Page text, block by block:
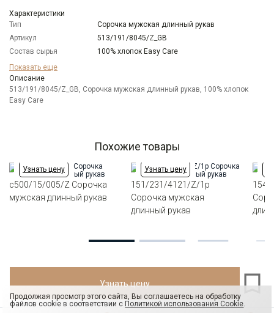
Характеристики
Тип
Сорочка мужская длинный рукав
Артикул
513/191/8045/Z_GB
Состав сырья
100% хлопок Easy Care
Бренд
Модель
Цвет
Бежевый
Ворот
отсутствует
Показать еще
Описание
513/191/8045/Z_GB, Сорочка мужская длинный рукав, 100% хлопок
Easy Care
Похожие товары
Узнать цену
c500/15/005/Z Сорочка
мужская длинный рукав
Узнать цену
151/231/4121/Z/1p
Сорочка мужская
длинный рукав
154/
Узнать цену
Продолжая просмотр этого сайта, Вы соглашаетесь на обработку
файлов cookie в соответствии с Политикой использования Cookie.